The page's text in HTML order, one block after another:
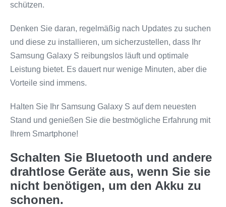
schützen.
Denken Sie daran, regelmäßig nach Updates zu suchen
und diese zu installieren, um sicherzustellen, dass Ihr
Samsung Galaxy S reibungslos läuft und optimale
Leistung bietet. Es dauert nur wenige Minuten, aber die
Vorteile sind immens.
Halten Sie Ihr Samsung Galaxy S auf dem neuesten
Stand und genießen Sie die bestmögliche Erfahrung mit
Ihrem Smartphone!
Schalten Sie Bluetooth und andere
drahtlose Geräte aus, wenn Sie sie
nicht benötigen, um den Akku zu
schonen.